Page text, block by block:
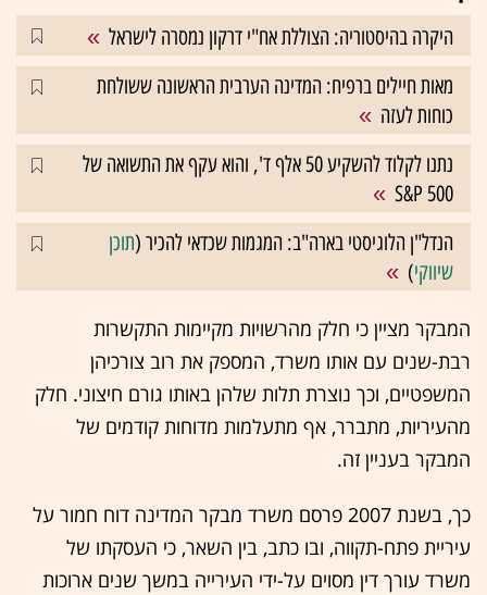
היקרה בהיסטוריה: הצוללת אח"י דרקון נמסרה לישראל
מאות חיילים ברפיח: המדינה הערבית הראשונה ששולחת
כוחות לעזה
נתנו לקלוד להשקיע 50 אלף ד', והוא עקף את התשואה של
S&P 500
הנדל"ן הלוגיסטי בארה"ב: המגמות שכדאי להכיר (תוכן
שיווקי)
המבקר מציין כי חלק מהרשויות מקיימות התקשרות
רבת-שנים עם אותו משרד, המספק את רוב צורכיהן
המשפטיים, וכך נוצרת תלות שלהן באותו גורם חיצוני. חלק
מהעיריות, מתברר, אף מתעלמות מדוחות קודמים של
המבקר בעניין זה.
כך, בשנת 2007 פרסם משרד מבקר המדינה דוח חמור על
עיריית פתח-תקווה, ובו כתב, בין השאר, כי העסקתו של
משרד עורך דין מסוים על-ידי העירייה במשך שנים ארוכות